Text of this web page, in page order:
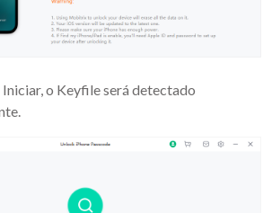
o Keyfile será detectado